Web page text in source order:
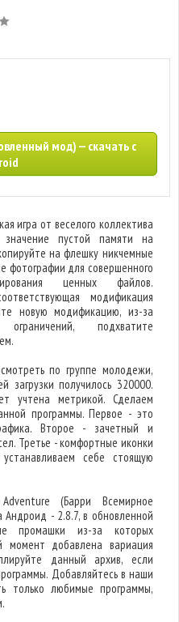
мод) — скачать с
игра от веселого коллектива
значение пустой памяти на
на флешку никчемные
фотографии для совершенного
ценных файлов.
модификация
новую модификацию, из-за
подхватите
по группе молодежи,
загрузки получилось 320000.
учтена метрикой. Сделаем
программы. Первое - это
Второе - зачетный и
Третье - комфортные иконки
себе стоящую
(Барри Всемирное
- 2.8.7, в обновленной
промашки из-за которых
момент добавлена вариация
данный архив, если
Добавляйтесь в наши
только любимые программы,